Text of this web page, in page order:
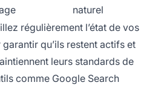
naturel
régulièrement l’état de vos
qu’ils restent actifs et
leurs standards de
comme Google Search